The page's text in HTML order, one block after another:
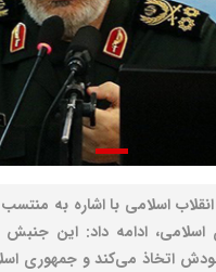
اسلامی با اشاره به
اسلامی، ادامه داد: این جنبش
اتخاذ می‌کند و جمهوری